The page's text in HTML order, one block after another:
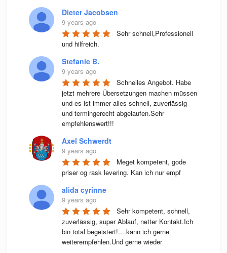
Dieter Jacobsen
9 years ago
Sehr schnell,Professionell
und hilfreich.
Stefanie B.
9 years ago
Schnelles Angebot. Habe
jetzt mehrere Übersetzungen machen müssen
und es ist immer alles schnell, zuverlässig
und termingerecht abgelaufen.Sehr
empfehlenswert!!!
Axel Schwerdt
9 years ago
Meget kompetent, gode
priser og rask levering. Kan ich nur empf
alida cyrinne
9 years ago
Sehr kompetent, schnell,
zuverlässig, super Ablauf, netter Kontakt.Ich
bin total begeistert!....kann ich gerne
weiterempfehlen.Und gerne wieder